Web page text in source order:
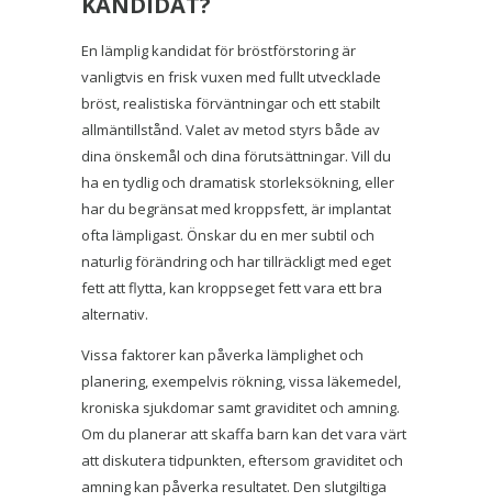
En lämplig kandidat för bröstförstoring är
vanligtvis en frisk vuxen med fullt utvecklade
bröst, realistiska förväntningar och ett stabilt
allmäntillstånd. Valet av metod styrs både av
dina önskemål och dina förutsättningar. Vill du
ha en tydlig och dramatisk storleksökning, eller
har du begränsat med kroppsfett, är implantat
ofta lämpligast. Önskar du en mer subtil och
naturlig förändring och har tillräckligt med eget
fett att flytta, kan kroppseget fett vara ett bra
alternativ.
Vissa faktorer kan påverka lämplighet och
planering, exempelvis rökning, vissa läkemedel,
kroniska sjukdomar samt graviditet och amning.
Om du planerar att skaffa barn kan det vara värt
att diskutera tidpunkten, eftersom graviditet och
amning kan påverka resultatet. Den slutgiltiga